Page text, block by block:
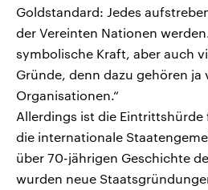
Goldstandard: Jedes
der Vereinten Nationen
symbolische Kraft, aber auch
Gründe, denn dazu gehören
Organisationen.“
Allerdings ist die
die internationale
über 70-jährigen Geschichte
wurden neue